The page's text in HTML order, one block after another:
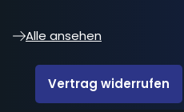
Alle ansehen
Vertrag widerrufen